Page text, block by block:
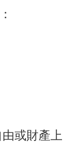
或財產上